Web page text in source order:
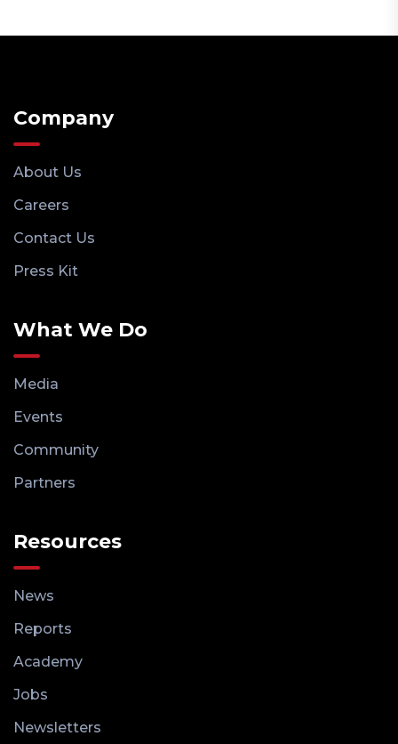
Company
About Us
Careers
Contact Us
Press Kit
What We Do
Media
Events
Community
Partners
Resources
News
Reports
Academy
Jobs
Newsletters